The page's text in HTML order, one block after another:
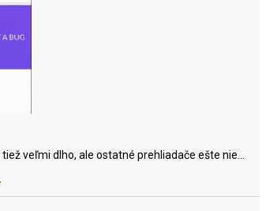
veľmi dlho, ale ostatné prehliadače ešte nie...
.